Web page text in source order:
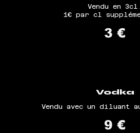
Vendu en 3cl.
1€ par cl
3 €
Vodka
Vendu avec un diluant
9 €